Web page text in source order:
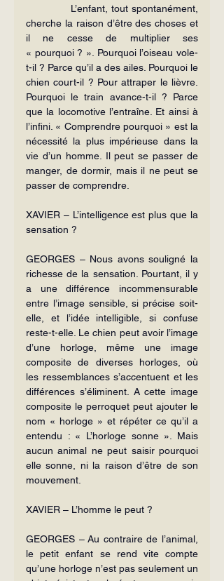
L’enfant, tout spontanément,
cherche la raison d’être des choses et
il ne cesse de multiplier ses
« pourquoi ? ». Pourquoi l’oiseau vole-
t-il ? Parce qu’il a des ailes. Pourquoi le
chien court-il ? Pour attraper le lièvre.
Pourquoi le train avance-t-il ? Parce
que la locomotive l’entraîne. Et ainsi à
l’infini. « Comprendre pourquoi » est la
nécessité la plus impérieuse dans la
vie d’un homme. Il peut se passer de
manger, de dormir, mais il ne peut se
passer de comprendre.
XAVIER – L’intelligence est plus que la
sensation ?
GEORGES – Nous avons souligné la
richesse de la sensation. Pourtant, il y
a une différence incommensurable
entre l’image sensible, si précise soit-
elle, et l’idée intelligible, si confuse
reste-t-elle. Le chien peut avoir l’image
d’une horloge, même une image
composite de diverses horloges, où
les ressemblances s’accentuent et les
différences s’éliminent. A cette image
composite le perroquet peut ajouter le
nom « horloge » et répéter ce qu’il a
entendu : « L’horloge sonne ». Mais
aucun animal ne peut saisir pourquoi
elle sonne, ni la raison d’être de son
mouvement.
XAVIER – L’homme le peut ?
GEORGES – Au contraire de l’animal,
le petit enfant se rend vite compte
qu’une horloge n’est pas seulement un